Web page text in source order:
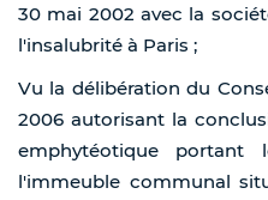
30 mai 2002 avec la
l'insalubrité à Paris ;
Vu la délibération du
2006 autorisant la
emphytéotique
l'immeuble communal